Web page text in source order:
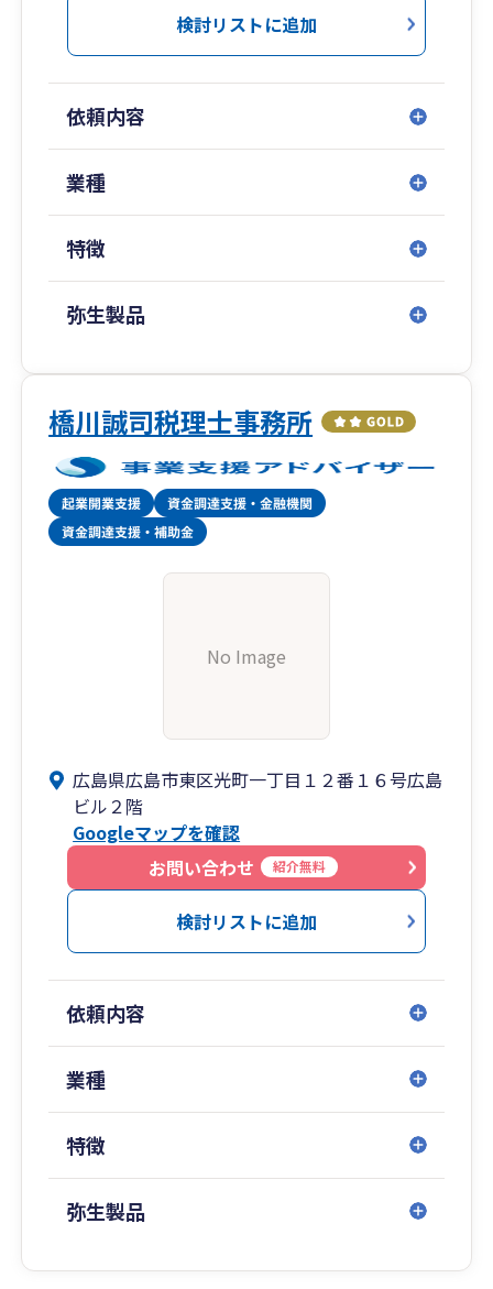
検討リストに追加
依頼内容
業種
特徴
弥生製品
橋川誠司税理士事務所
No Image
広島県広島市東区光町一丁目１２番１６号広島
ビル２階
Googleマップを確認
お問い合わせ
紹介無料
検討リストに追加
依頼内容
業種
特徴
弥生製品